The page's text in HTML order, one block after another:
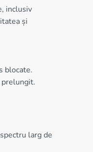
inclusiv
și
blocate.
prelungit.
larg de